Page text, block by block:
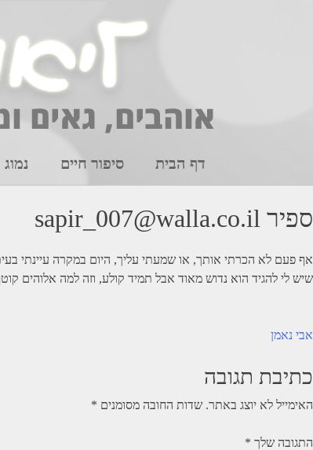
דף הבית סיפור חיים
ספיר sapir_007@walla.co.il
שיש לי להגיד הוא נדוש מאוד אבל תמיד קולע, וזה למה אלוהים
ניווט
אבי נאמן
כתיבת תגובה
האימייל לא יוצג באתר. שדות החובה מסומנים *
התגובה שלך *